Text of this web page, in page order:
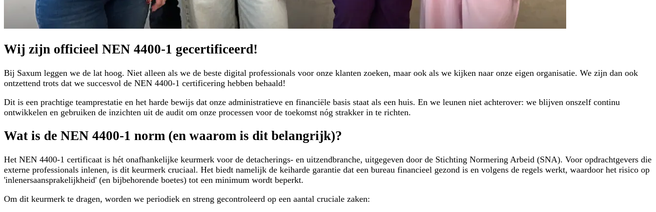
Wij zijn officieel NEN 4400-1 gecertificeerd!
Bij Saxum leggen we de lat hoog. Niet alleen als we de beste digital professionals voor onze klanten zoeken, maar ook als we kijken naar onze eigen organisatie. We zijn dan ook
ontzettend trots dat we succesvol de NEN 4400-1 certificering hebben behaald!
Dit is een prachtige teamprestatie en het harde bewijs dat onze administratieve en financiële basis staat als een huis. En we leunen niet achterover: we blijven onszelf continu
ontwikkelen en gebruiken de inzichten uit de audit om onze processen voor de toekomst nóg strakker in te richten.
Wat is de NEN 4400-1 norm (en waarom is dit belangrijk)?
Het NEN 4400-1 certificaat is hét onafhankelijke keurmerk voor de detacherings- en uitzendbranche, uitgegeven door de Stichting Normering Arbeid (SNA). Voor opdrachtgevers die
externe professionals inlenen, is dit keurmerk cruciaal. Het biedt namelijk de keiharde garantie dat een bureau financieel gezond is en volgens de regels werkt, waardoor het risico op
'inlenersaansprakelijkheid' (en bijbehorende boetes) tot een minimum wordt beperkt.
Om dit keurmerk te dragen, worden we periodiek en streng gecontroleerd op een aantal cruciale zaken: